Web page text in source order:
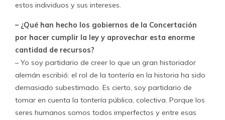
estos individuos y sus intereses.
– ¿Qué han hecho los gobiernos de la Concertación
por hacer cumplir la ley y aprovechar esta enorme
cantidad de recursos?
– Yo soy partidario de creer lo que un gran historiador
alemán escribió: el rol de la tontería en la historia ha sido
demasiado subestimado. Es cierto, soy partidario de
tomar en cuenta la tontería pública, colectiva. Porque los
seres humanos somos todos imperfectos y entre esas